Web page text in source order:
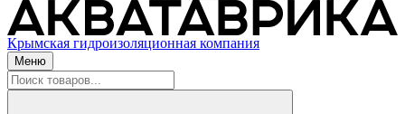
Крымская гидроизоляционная компания
Меню